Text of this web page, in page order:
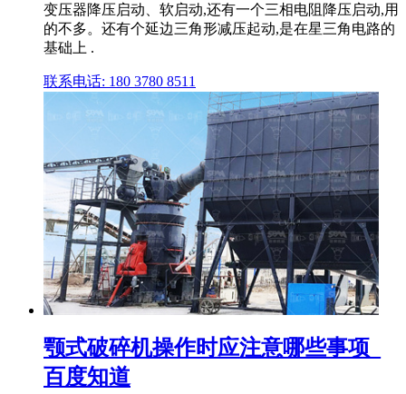
变压器降压启动、软启动,还有一个三相电阻降压启动,用
的不多。还有个延边三角形减压起动,是在星三角电路的
基础上 .
联系电话: 180 3780 8511
颚式破碎机操作时应注意哪些事项_
百度知道